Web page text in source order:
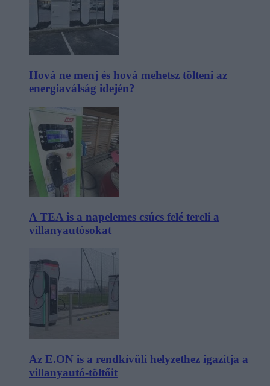
Hová ne menj és hová mehetsz tölteni az
energiaválság idején?
A TEA is a napelemes csúcs felé tereli a
villanyautósokat
Az E.ON is a rendkívüli helyzethez igazítja a
villanyautó-töltőit